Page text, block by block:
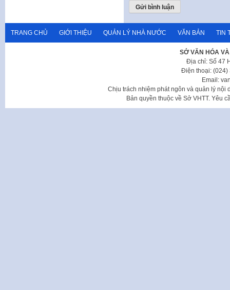
TRANG CHỦ GIỚI THIỆU QUẢN LÝ NHÀ NƯỚC VĂN BẢN TIN
SỞ VĂN HÓA
Địa chỉ: Số 47
Điện thoại: (024)
Email:
Chịu trách nhiệm phát ngôn và quản lý nội
Bản quyền thuộc về Sở VHTT. Yêu